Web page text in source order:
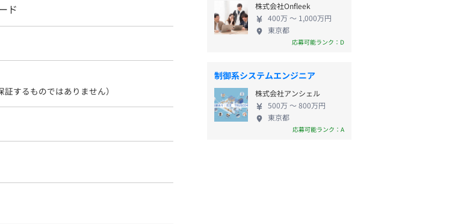
ド
するものではありません）
株式会社Onfleek
400万 〜 1,000万円
東京都
応募可能ランク：D
制御系システムエンジニア
株式会社アンシェル
500万 〜 800万円
東京都
応募可能ランク：A